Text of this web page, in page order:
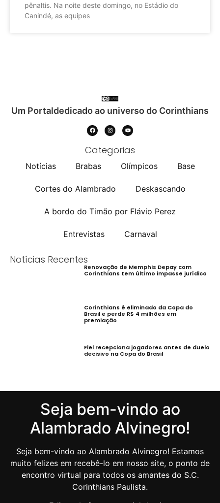
pênaltis. Na noite deste domingo, no Estádio do
Canindé, as equipes
Um Portaldedicado ao universo do Corinthians
Categorias
Notícias Brabas Olímpicos Base
Cortes do Alambrado Deskascando
A bordo do Timão por Flávio Perez
Entrevistas Carnaval
Notícias Recentes
Renovação de Memphis Depay com
Corinthians tem último impasse jurídico
Corinthians é eliminado da Copa do
Brasil e perde R$ 4 milhões em
premiação
Fiel recepciona jogadores antes de duelo
decisivo na Copa do Brasil
Seja bem-vindo ao
Alambrado Alvinegro!
Seja bem-vindo ao Alambrado Alvinegro! Estamos
muito felizes em recebê-lo em nosso site, o ponto de
encontro virtual para todos os amantes do S.C.
Corinthians Paulista.